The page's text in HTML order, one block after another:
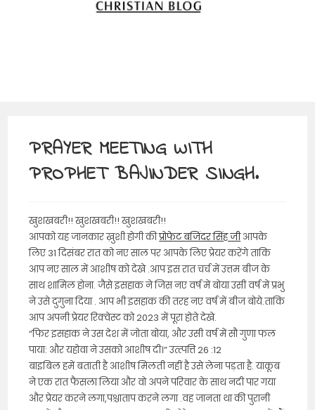
PRAYER MEETING WITH
PROPHET BAJINDER SINGH.
खुशखबरी!! खुशखबरी!! खुशखबरी!!
आपको यह जानकार ख़ुशी होगी कीप्रोफेट बजिंदर सिंह जीआपके
लिए 31 दिसंबर रात को नए साल पर आपके लिए प्रेयर करेंगे ताकि
आप नए साल में आशीष को देखे .आप इस रात चर्च में उत्तम बीज के
साथ शामिल होना. जैसे इसहाक ने जिस नए वर्ष में बोया उसी वर्ष में प्रभु
ने उसे दुगुना दिया . आप भी इसहाक की तरह नए वर्ष में बीज बोये.ताकि
आप अपनी प्रेयर रिक्वेस्ट को 2023 में पूरा होते देखे.
“फिर इसहाक ने उस देश में जोता बोया, और उसी वर्ष में सौ गुणा फल
पाया: और यहोवा ने उसको आशीष दी।” उत्त्पत्ति 26 :12
बाइबिल हमें बताती है आशीष मिलती नहीं है उसे लेना पड़ता है. याकूब
ने एक रात फैसला लिया और वो अपने परिवार के साथ नदी पार गया
और प्रेयर करने लगा,पश्चाताप करने लगा .वह जानता था की पुरानी